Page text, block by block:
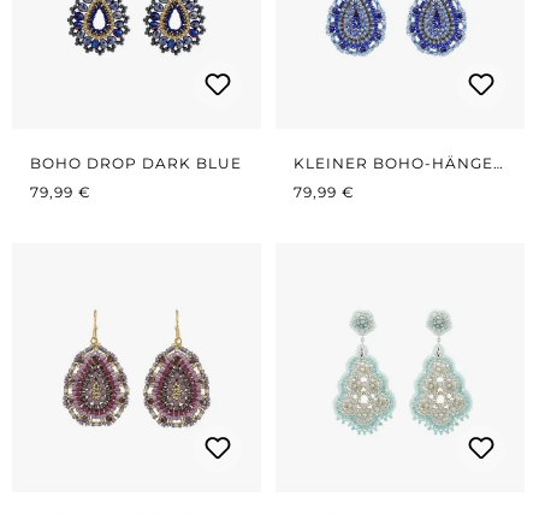
BOHO DROP DARK BLUE
REGULÄRER PREIS:
79,99 €
KLEINER BOHO-HÄNGER
AZURBLAU
REGULÄRER PREIS:
79,99 €